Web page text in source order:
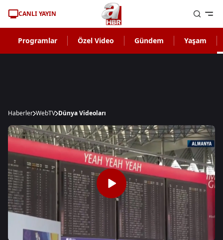
CANLI YAYIN
Programlar Özel Video Gündem Yaşam
Haberler WebTV Dünya Videoları